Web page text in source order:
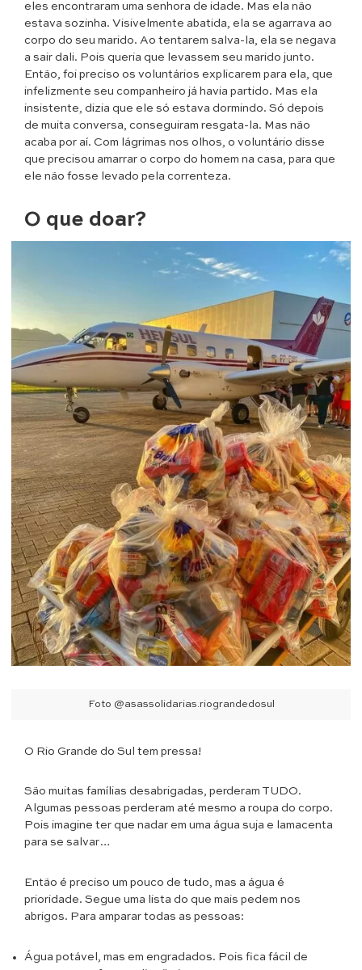
eles encontraram uma senhora de idade. Mas ela não
estava sozinha. Visivelmente abatida, ela se agarrava ao
corpo do seu marido. Ao tentarem salva-la, ela se negava
a sair dali. Pois queria que levassem seu marido junto.
Então, foi preciso os voluntários explicarem para ela, que
infelizmente seu companheiro já havia partido. Mas ela
insistente, dizia que ele só estava dormindo. Só depois
de muita conversa, conseguiram resgata-la. Mas não
acaba por aí. Com lágrimas nos olhos, o voluntário disse
que precisou amarrar o corpo do homem na casa, para que
ele não fosse levado pela correnteza.
O que doar?
Foto @asassolidarias.riograndedosul
O Rio Grande do Sul tem pressa!
São muitas famílias desabrigadas, perderam TUDO.
Algumas pessoas perderam até mesmo a roupa do corpo.
Pois imagine ter que nadar em uma água suja e lamacenta
para se salvar…
Então é preciso um pouco de tudo, mas a água é
prioridade. Segue uma lista do que mais pedem nos
abrigos. Para amparar todas as pessoas:
Água potável, mas em engradados. Pois fica fácil de